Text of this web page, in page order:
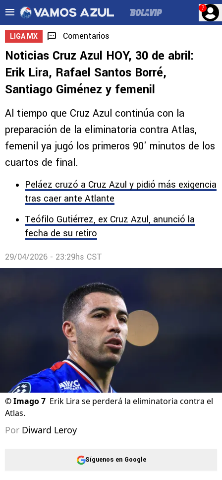
?
LIGA MX Comentarios
Noticias Cruz Azul HOY, 30 de abril:
Erik Lira, Rafael Santos Borré,
Santiago Giménez y femenil
Al tiempo que Cruz Azul continúa con la
preparación de la eliminatoria contra Atlas,
femenil ya jugó los primeros 90' minutos de los
cuartos de final.
Peláez cruzó a Cruz Azul y pidió más exigencia
tras caer ante Atlante
Teófilo Gutiérrez, ex Cruz Azul, anunció la
fecha de su retiro
29/04/2026 - 23:29hs CST
©Imago 7 Erik Lira se perderá la eliminatoria contra el
Atlas.
Por Diward Leroy
Síguenos en Google